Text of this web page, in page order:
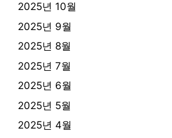
2025년 10월
2025년 9월
2025년 8월
2025년 7월
2025년 6월
2025년 5월
2025년 4월